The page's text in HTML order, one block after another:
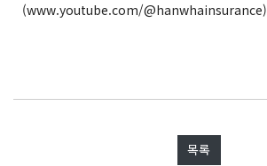
(www.youtube.com/@hanwhainsurance)
목록